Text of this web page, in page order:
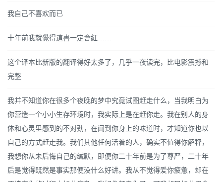
我自己不喜欢而已
十年前我就覺得這書一定會紅……
这个译本比新版的翻译得好太多了，几乎一夜读完，比电影震撼和
完整
我并不知道你在很多个夜晚的梦中究竟试图赶走什么，当我明白为
你营造一个小小生存环境时，我实际上是在赶你走。我在别人的身
体和心灵里感到的不对劲，在闻到你身上的味道时，才知道你也以
自己的方式赶走我。我们其他任何活着的人，确实不值得你解释，
我想你从未后悔自己的缄默，即便你二十年前是为了尊严，二十年
后是觉得既然是事实那便没什么好讲。我从不觉得爱你疲惫，却在